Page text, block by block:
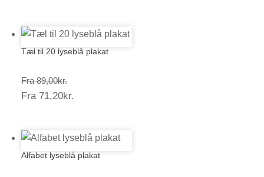
Tæl til 20 lyseblå plakat
Fra 89,00kr.Prisinterval:
89,00kr.
Fra 71,20kr.
Alfabet lyseblå plakat